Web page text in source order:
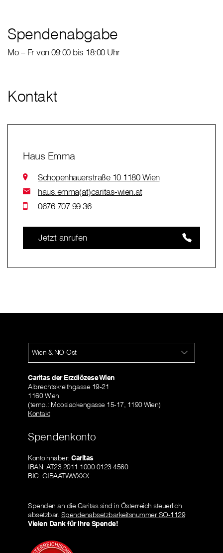
Spendenabgabe
Mo – Fr von 09:00 bis 18:00 Uhr
Kontakt
Haus Emma
Schopenhauerstraße 10 1180 Wien
haus.emma(at)caritas-wien.at
0676 707 99 36
Jetzt anrufen
Wien & NÖ-Ost
Caritas der Erzdiözese Wien
Albrechtskreithgasse 19-21
1160 Wien
(temp.: Mooslackengasse 15-17, 1190 Wien)
Kontakt
Spendenkonto
Kontoinhaber: Caritas
IBAN: AT23 2011 1000 0123 4560
BIC: GIBAATWWXXX
Spenden an die Caritas sind in Österreich steuerlich
absetzbar. Spendenabsetzbarkeitsnummer SO-1129
Vielen Dank für Ihre Spende!